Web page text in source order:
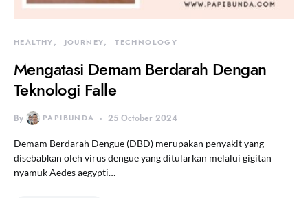
HEALTHY JOURNEY TECHNOLOGY
Mengatasi Demam Berdarah Dengan
Teknologi Falle
By PAPIBUNDA 25 October 2024
Demam Berdarah Dengue (DBD) merupakan penyakit yang
disebabkan oleh virus dengue yang ditularkan melalui gigitan
nyamuk Aedes aegypti…